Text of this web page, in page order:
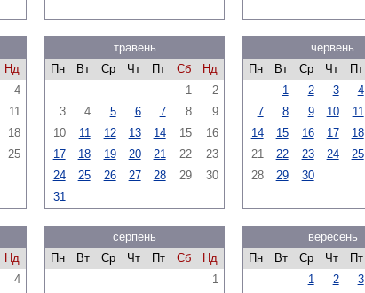
Нд
4
11
18
25
травень
Пн
Вт Ср Чт Пт Сб
Нд
1
2
3
4 5 6 7 8
9
10
11 12 13 14 15
16
17
18 19 20 21 22
23
24
25 26 27 28 29
30
31
червень
Пн
Вт Ср Чт Пт
1
2 3 4
7
8 9 10 11
14
15 16 17 18
21
22 23 24 25
28
29 30
Нд
4
серпень
Пн
Вт Ср Чт Пт Сб
Нд
1
вересень
Пн
Вт Ср Чт Пт
1
2 3